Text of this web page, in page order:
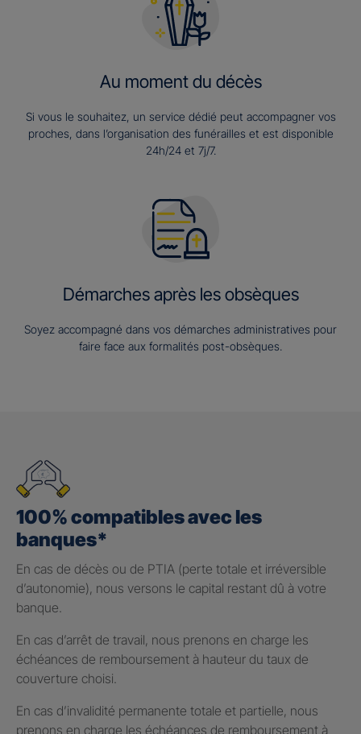
Au moment du décès
Si vous le souhaitez, un service dédié peut accompagner vos
proches, dans l’organisation des funérailles et est disponible
24h/24 et 7j/7.
Démarches après les obsèques
Soyez accompagné dans vos démarches administratives pour
faire face aux formalités post-obsèques.
100% compatibles avec les
banques*
En cas de décès ou de PTIA (perte totale et irréversible
d’autonomie), nous versons le capital restant dû à votre
banque.
En cas d’arrêt de travail, nous prenons en charge les
échéances de remboursement à hauteur du taux de
couverture choisi.
En cas d’invalidité permanente totale et partielle, nous
prenons en charge les échéances de remboursement à